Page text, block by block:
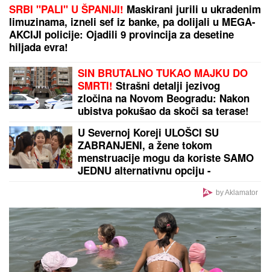
Uroš Stanić OTKRIVA TAJNU SELIDBU! PRETNJE,
TUŽBE OD 200.000 EVRA i USLOVI za povratak u
Elitu 10 ŠOKIRALI JAVNOST
(VIDEO) LEPA BRENA PALA NA
Skočili odmah da
joj pomognu - Prija i nova snajka
đuskale, a evo šta je Viktor radio
cele noći
OLUJNI FRONT IDE KA SRBIJI:
Stižu jaki udari vetra i kiša, na udaru
će biti prvo ovi delovi naše zemlje